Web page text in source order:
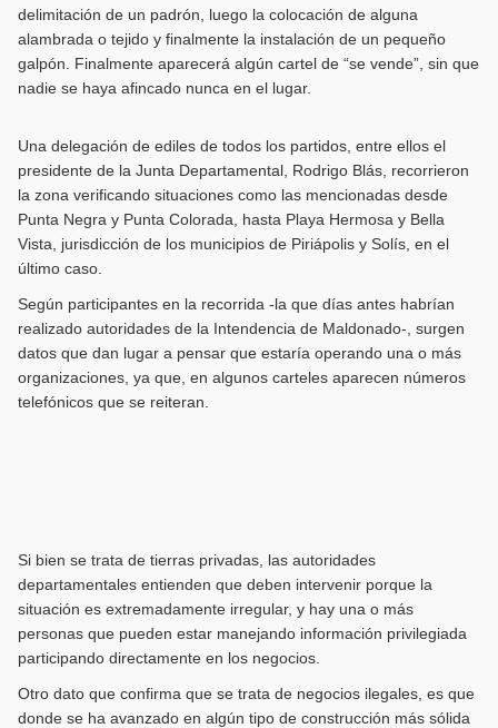
delimitación de un padrón, luego la colocación de alguna
alambrada o tejido y finalmente la instalación de un pequeño
galpón. Finalmente aparecerá algún cartel de “se vende”, sin que
nadie se haya afincado nunca en el lugar.
Una delegación de ediles de todos los partidos, entre ellos el
presidente de la Junta Departamental, Rodrigo Blás, recorrieron
la zona verificando situaciones como las mencionadas desde
Punta Negra y Punta Colorada, hasta Playa Hermosa y Bella
Vista, jurisdicción de los municipios de Piriápolis y Solís, en el
último caso.
Según participantes en la recorrida -la que días antes habrían
realizado autoridades de la Intendencia de Maldonado-, surgen
datos que dan lugar a pensar que estaría operando una o más
organizaciones, ya que, en algunos carteles aparecen números
telefónicos que se reiteran.
Si bien se trata de tierras privadas, las autoridades
departamentales entienden que deben intervenir porque la
situación es extremadamente irregular, y hay una o más
personas que pueden estar manejando información privilegiada
participando directamente en los negocios.
Otro dato que confirma que se trata de negocios ilegales, es que
donde se ha avanzado en algún tipo de construcción más sólida